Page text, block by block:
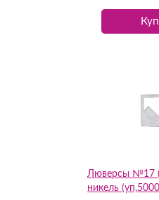
Люверсы №17
никель